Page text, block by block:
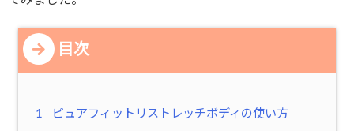
目次
1 ピュアフィットリストレッチボディの使い方